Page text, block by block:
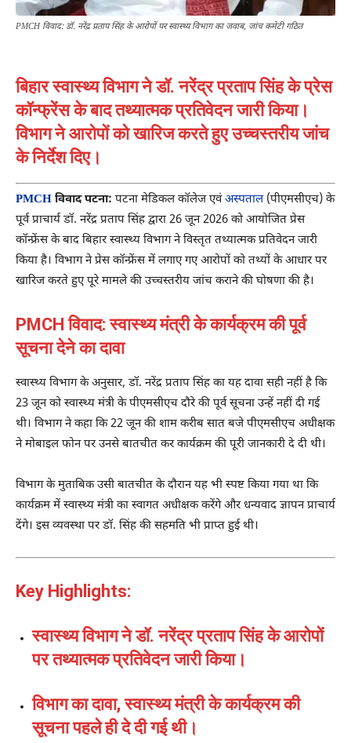
PMCH विवाद: डॉ. नरेंद्र प्रताप सिंह के आरोपों पर स्वास्थ्य विभाग का जवाब, जांच कमेटी गठित
बिहार स्वास्थ्य विभाग ने डॉ. नरेंद्र प्रताप सिंह के प्रेस
कॉन्फ्रेंस के बाद तथ्यात्मक प्रतिवेदन जारी किया।
विभाग ने आरोपों को खारिज करते हुए उच्चस्तरीय जांच
के निर्देश दिए।
PMCH विवाद पटना: पटना मेडिकल कॉलेज एवंअस्पताल(पीएमसीएच) के
पूर्व प्राचार्य डॉ. नरेंद्र प्रताप सिंह द्वारा 26 जून 2026 को आयोजित प्रेस
कॉन्फ्रेंस के बाद बिहार स्वास्थ्य विभाग ने विस्तृत तथ्यात्मक प्रतिवेदन जारी
किया है। विभाग ने प्रेस कॉन्फ्रेंस में लगाए गए आरोपों को तथ्यों के आधार पर
खारिज करते हुए पूरे मामले की उच्चस्तरीय जांच कराने की घोषणा की है।
PMCH विवाद: स्वास्थ्य मंत्री के कार्यक्रम की पूर्व
सूचना देने का दावा
स्वास्थ्य विभाग के अनुसार, डॉ. नरेंद्र प्रताप सिंह का यह दावा सही नहीं है कि
23 जून को स्वास्थ्य मंत्री के पीएमसीएच दौरे की पूर्व सूचना उन्हें नहीं दी गई
थी। विभाग ने कहा कि 22 जून की शाम करीब सात बजे पीएमसीएच अधीक्षक
ने मोबाइल फोन पर उनसे बातचीत कर कार्यक्रम की पूरी जानकारी दे दी थी।
विभाग के मुताबिक उसी बातचीत के दौरान यह भी स्पष्ट किया गया था कि
कार्यक्रम में स्वास्थ्य मंत्री का स्वागत अधीक्षक करेंगे और धन्यवाद ज्ञापन प्राचार्य
देंगे। इस व्यवस्था पर डॉ. सिंह की सहमति भी प्राप्त हुई थी।
Key Highlights:
स्वास्थ्य विभाग ने डॉ. नरेंद्र प्रताप सिंह के आरोपों
पर तथ्यात्मक प्रतिवेदन जारी किया।
विभाग का दावा, स्वास्थ्य मंत्री के कार्यक्रम की
सूचना पहले ही दे दी गई थी।